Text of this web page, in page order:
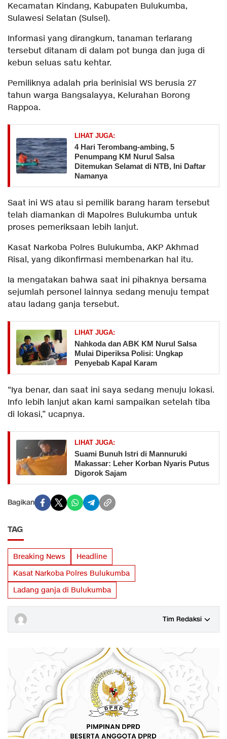
Kecamatan Kindang, Kabupaten Bulukumba,
Sulawesi Selatan (Sulsel).
Informasi yang dirangkum, tanaman terlarang
tersebut ditanam di dalam pot bunga dan juga di
kebun seluas satu kehtar.
Pemiliknya adalah pria berinisial WS berusia 27
tahun warga Bangsalayya, Kelurahan Borong
Rappoa.
LIHAT JUGA:
​4 Hari Terombang-ambing, 5
Penumpang KM Nurul Salsa
Ditemukan Selamat di NTB, Ini Daftar
Namanya
Saat ini WS atau si pemilik barang haram tersebut
telah diamankan di Mapolres Bulukumba untuk
proses pemeriksaan lebih lanjut.
Kasat Narkoba Polres Bulukumba, AKP Akhmad
Risal, yang dikonfirmasi membenarkan hal itu.
Ia mengatakan bahwa saat ini pihaknya bersama
sejumlah personel lainnya sedang menuju tempat
atau ladang ganja tersebut.
LIHAT JUGA:
Nahkoda dan ABK KM Nurul Salsa
Mulai Diperiksa Polisi: Ungkap
Penyebab Kapal Karam
“Iya benar, dan saat ini saya sedang menuju lokasi.
Info lebih lanjut akan kami sampaikan setelah tiba
di lokasi,” ucapnya.
LIHAT JUGA:
Suami Bunuh Istri di Mannuruki
Makassar: Leher Korban Nyaris Putus
Digorok Sajam
Bagikan
TAG
Breaking News
Headline
Kasat Narkoba Polres Bulukumba
Ladang ganja di Bulukumba
Tim Redaksi